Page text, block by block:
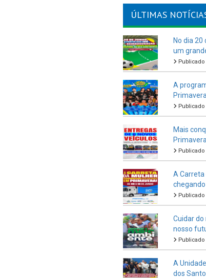
ÚLTIMAS
No dia
um
Publicado
A
Publicado
Mais
Publicado
A
Cuidar
nosso
A
dos